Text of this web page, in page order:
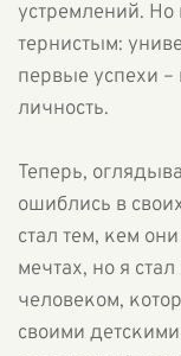
устремлений. Но
тернистым:
первые успехи –
личность.
Теперь,
ошиблись в
стал тем, кем
мечтах, но я
человеком,
своими